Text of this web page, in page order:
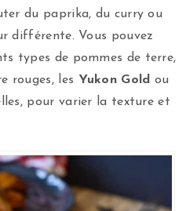
du paprika, du curry ou
différente. Vous pouvez
types de pommes de terre,
rouges, les Yukon Gold ou
pour varier la texture et